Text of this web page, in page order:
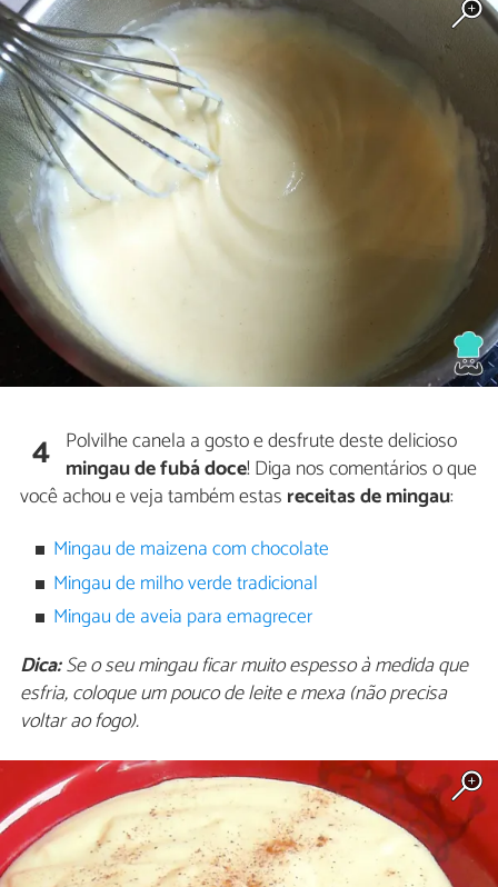
4 Polvilhe canela a gosto e desfrute deste delicioso
mingau de fubá doce! Diga nos comentários o que
você achou e veja também estas receitas de mingau:
Mingau de maizena com chocolate
Mingau de milho verde tradicional
Mingau de aveia para emagrecer
Dica:Se o seu mingau ficar muito espesso à medida que
esfria, coloque um pouco de leite e mexa (não precisa
voltar ao fogo).